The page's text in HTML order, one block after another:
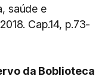
saúde e
Cap.14, p.73-
da Boblioteca